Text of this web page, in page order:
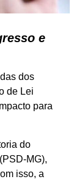
e
dos
de Lei
para
do
MG),
isso, a